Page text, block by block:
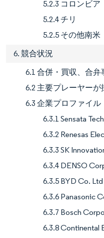
5.2.3 コロンビア
5.2.4 チリ
5.2.5 その他南米
6. 競合状況
6.1 合併・買収、合
6.2 主要プレーヤーが
6.3 企業プロファイル
6.3.1 Sensata
6.3.2 Renesas
6.3.3 SK
6.3.4 DENSO
6.3.5 BYD Co. Ltd
6.3.6 Panasonic
6.3.7 Bosch
6.3.8 Continental